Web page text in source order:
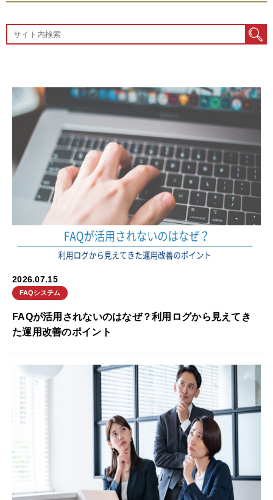
FAQが活用されないのはなぜ？利用ログから見えてき
た運用改善のポイント
2026.07.15
FAQシステム